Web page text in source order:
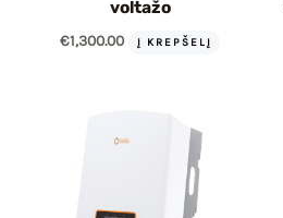
voltažo
€1,300.00 Į KREPŠELĮ